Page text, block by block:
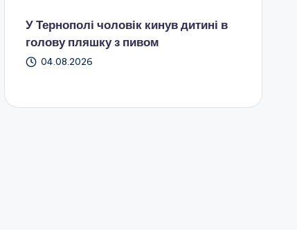
У Тернополі чоловік кинув дитині в
голову пляшку з пивом
04.08.2026